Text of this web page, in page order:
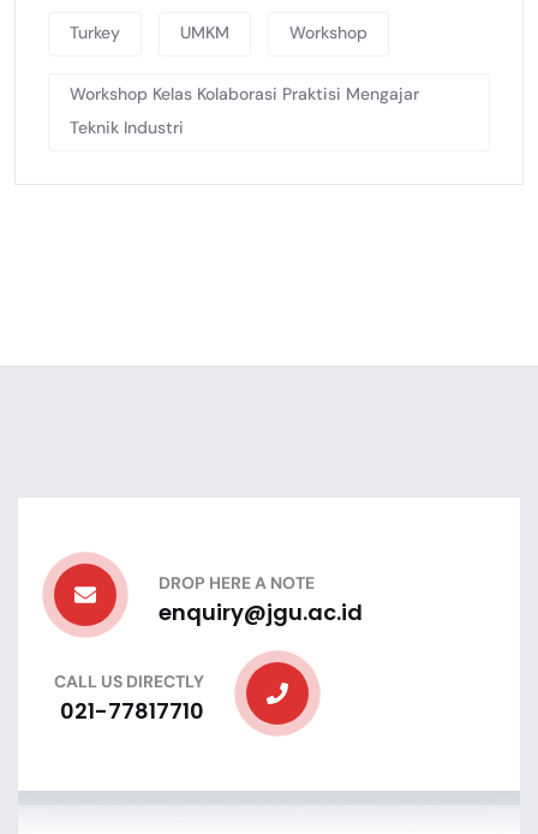
Turkey UMKM Workshop
Workshop Kelas Kolaborasi Praktisi Mengajar
Teknik Industri
DROP HERE A NOTE
enquiry@jgu.ac.id
CALL US DIRECTLY
021-77817710